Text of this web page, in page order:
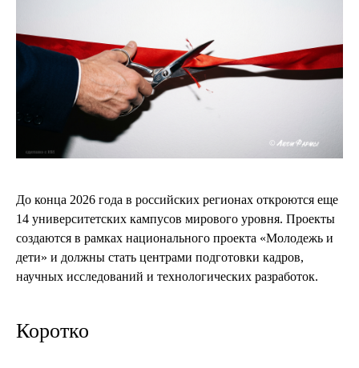
До конца 2026 года в российских регионах откроются еще
14 университетских кампусов мирового уровня. Проекты
создаются в рамках национального проекта «Молодежь и
дети» и должны стать центрами подготовки кадров,
научных исследований и технологических разработок.
Коротко